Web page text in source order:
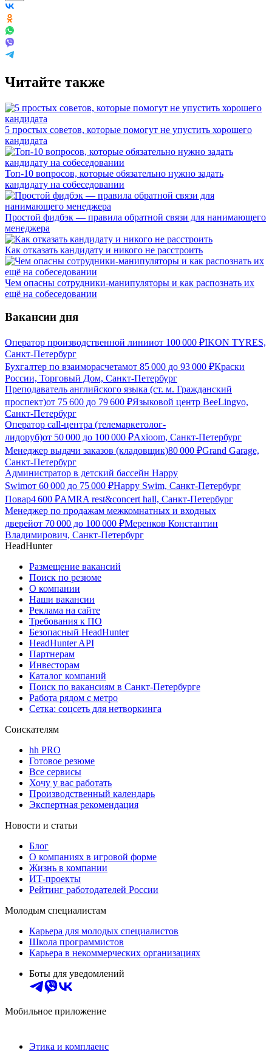
Читайте также
5 простых советов, которые помогут не упустить хорошего
кандидата
Топ-10 вопросов, которые обязательно нужно задать
кандидату на собеседовании
Простой фидбэк — правила обратной связи для нанимающего
менеджера
Как отказать кандидату и никого не расстроить
Чем опасны сотрудники-манипуляторы и как распознать их
ещё на собеседовании
Вакансии дня
Оператор производственной линииот 100 000 ₽IKON TYRES,
Санкт-Петербург
Бухгалтер по взаиморасчетамот 85 000 до 93 000 ₽Краски
России, Торговый Дом, Санкт-Петербург
Преподаватель английского языка (ст. м. Гражданский
проспект)от 75 600 до 79 600 ₽Языковой центр BeeLingvo,
Санкт-Петербург
Оператор call-центра (телемаркетолог-
лидоруб)от 50 000 до 100 000 ₽Axioom, Санкт-Петербург
Менеджер выдачи заказов (кладовщик)80 000 ₽Grand Garage,
Санкт-Петербург
Администратор в детский бассейн Happy
Swimот 60 000 до 75 000 ₽Happy Swim, Санкт-Петербург
Повар4 600 ₽AMRA rest&concert hall, Санкт-Петербург
Менеджер по продажам межкомнатных и входных
дверейот 70 000 до 100 000 ₽Меренков Константин
Владимирович, Санкт-Петербург
HeadHunter
Размещение вакансий
Поиск по резюме
О компании
Наши вакансии
Реклама на сайте
Требования к ПО
Безопасный HeadHunter
HeadHunter API
Партнерам
Инвесторам
Каталог компаний
Поиск по вакансиям в Санкт-Петербурге
Работа рядом с метро
Сетка: соцсеть для нетворкинга
Соискателям
hh PRO
Готовое резюме
Все сервисы
Хочу у вас работать
Производственный календарь
Экспертная рекомендация
Новости и статьи
Блог
О компаниях в игровой форме
Жизнь в компании
ИТ-проекты
Рейтинг работодателей России
Молодым специалистам
Карьера для молодых специалистов
Школа программистов
Карьера в некоммерческих организациях
Боты для уведомлений
Мобильное приложение
Этика и комплаенс